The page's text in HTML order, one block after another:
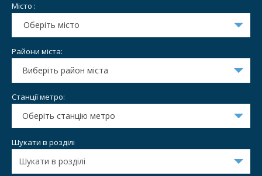
Місто :
Оберіть місто
Райони міста:
Виберіть район міста
Станції метро:
Оберіть станцію метро
Шукати в розділі